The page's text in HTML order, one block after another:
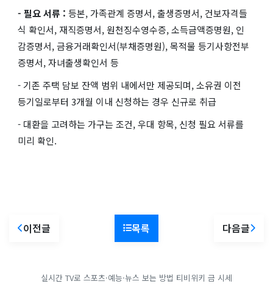
- 필요 서류 : 등본, 가족관계 증명서, 출생증명서, 건보자격들
식 확인서, 재직증명서, 원천징수영수증, 소득금액증명원, 인
감증명서, 금융거래확인서(부채증명원), 목적물 등기사항전부
증명서, 자녀출생확인서 등
- 기존 주택 담보 잔액 범위 내에서만 제공되며, 소유권 이전
등기일로부터 3개월 이내 신청하는 경우 신규로 취급
- 대환을 고려하는 가구는 조건, 우대 항목, 신청 필요 서류를
미리 확인.
이전글 목록 다음글
실시간 TV로 스포츠·예능·뉴스 보는 방법 티비위키 금 시세